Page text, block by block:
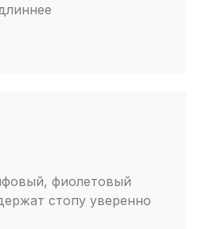
фиолетовый
стопу уверенно